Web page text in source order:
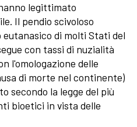
legittimato
Il pendio scivoloso
di molti Stati del
con tassi di nuzialità
l'omologazione delle
di morte nel continente)
secondo la legge del più
bioetici in vista delle